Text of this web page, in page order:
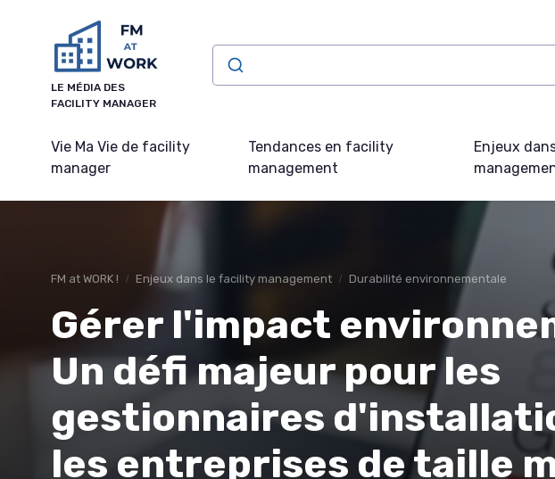
LE MÉDIA DES
FACILITY MANAGER
Vie Ma Vie de facility
manager
Tendances en facility
management
Enjeux
FM at WORK ! Enjeux dans le facility management Durabilité environnementale
Gérer l'impact
Un défi majeur pour les
gestionnaires
les entreprises de taille